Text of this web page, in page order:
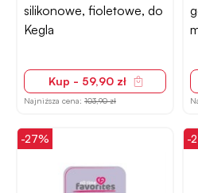
silikonowe, fioletowe, do
Kegla
Kup - 59,90 zł
Najniższa cena: 103,90 zł
-27% -